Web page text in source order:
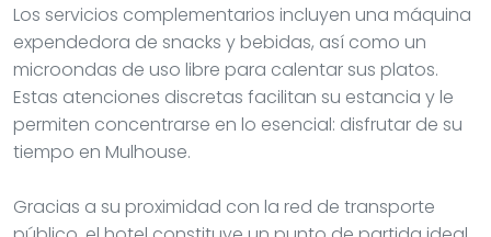
Los servicios complementarios incluyen una máquina
expendedora de snacks y bebidas, así como un
microondas de uso libre para calentar sus platos.
Estas atenciones discretas facilitan su estancia y le
permiten concentrarse en lo esencial: disfrutar de su
tiempo en Mulhouse.
Gracias a su proximidad con la red de transporte